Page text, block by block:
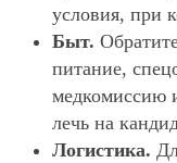
условия, при
Быт.
питание,
медкомиссию
лечь на
Логистика.